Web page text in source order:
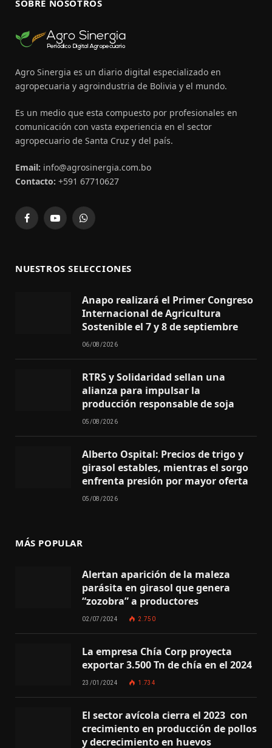
SOBRE NOSOTROS
Agro Sinergia es un diario digital especializado en
agropecuaria y agroindustria de Bolivia y el mundo.
Es un medio que esta compuesto por profesionales en
comunicación con vasta experiencia en el sector
agropecuario de Santa Cruz y del país.
Email: info@agrosinergia.com.bo
Contacto: +591 67710627
FacebookYouTubeWhatsApp
NUESTROS SELECCIONES
Anapo realizará el Primer Congreso
Internacional de Agricultura
Sostenible el 7 y 8 de septiembre
06/08/2026
RTRS y Solidaridad sellan una
alianza para impulsar la
producción responsable de soja
05/08/2026
Alberto Ospital: Precios de trigo y
girasol estables, mientras el sorgo
enfrenta presión por mayor oferta
05/08/2026
MÁS POPULAR
Alertan aparición de la maleza
parásita en girasol que genera
“zozobra” a productores
02/07/2024 2.750
La empresa Chía Corp proyecta
exportar 3.500 Tn de chía en el 2024
23/01/2024 1.734
El sector avícola cierra el 2023 con
crecimiento en producción de pollos
y decrecimiento en huevos